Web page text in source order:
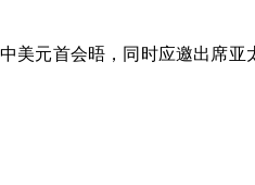
元首会晤，同时应邀出席亚